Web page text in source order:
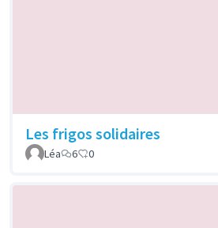
Les frigos solidaires
Léa
6 0